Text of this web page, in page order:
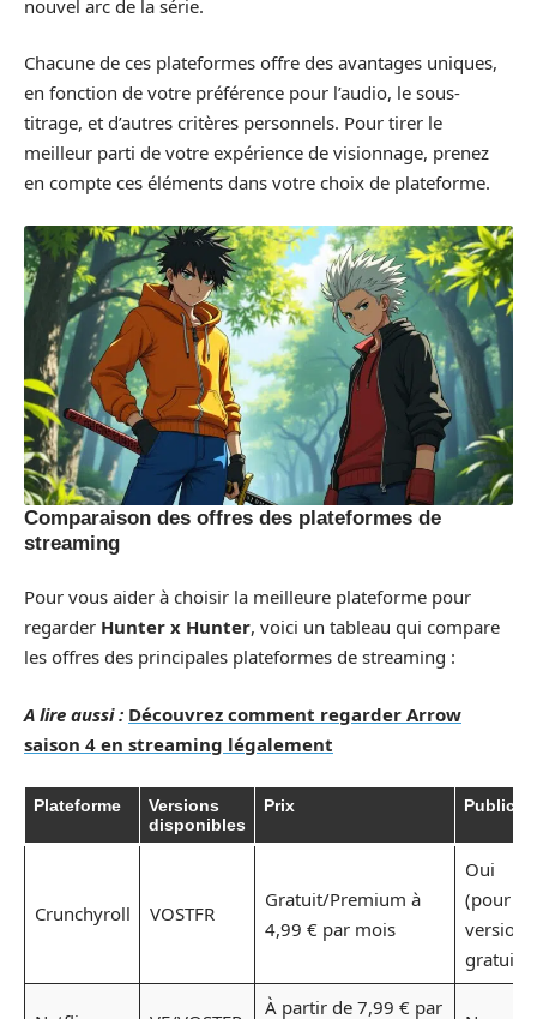
nouvel arc de la série.
Chacune de ces plateformes offre des avantages uniques,
en fonction de votre préférence pour l’audio, le sous-
titrage, et d’autres critères personnels. Pour tirer le
meilleur parti de votre expérience de visionnage, prenez
en compte ces éléments dans votre choix de plateforme.
Comparaison des offres des plateformes de
streaming
Pour vous aider à choisir la meilleure plateforme pour
regarder Hunter x Hunter, voici un tableau qui compare
les offres des principales plateformes de streaming :
A lire aussi : Découvrez comment regarder Arrow
saison 4 en streaming légalement
Plateforme
Versions
disponibles
Prix Publicité
Crunchyroll VOSTFR
Gratuit/Premium à
4,99 € par mois
Oui
(pour
version
gratuite)
À partir de 7,99 € par